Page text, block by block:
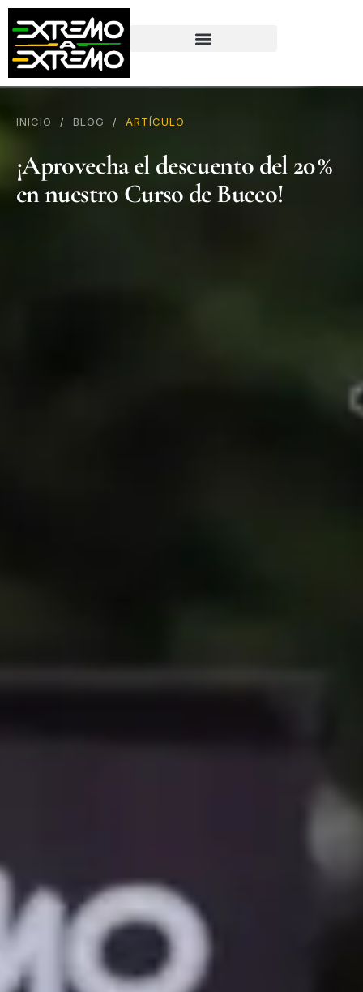
contenido
INICIO / BLOG / ARTÍCULO
¡Aprovecha el descuento del 20 %
en nuestro Curso de Buceo!